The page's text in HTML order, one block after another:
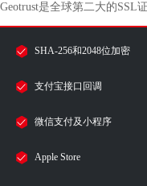
Geotrust是全球第二大的SSL
SHA-256和2048位加密
支付宝接口回调
微信支付及小程序
Apple Store